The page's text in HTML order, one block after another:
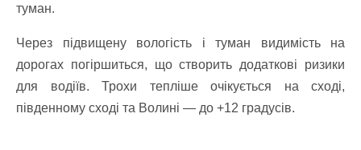
туман.
Через підвищену вологість і туман видимість на
дорогах погіршиться, що створить додаткові ризики
для водіїв. Трохи тепліше очікується на сході,
південному сході та Волині — до +12 градусів.